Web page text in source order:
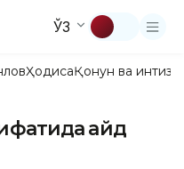
ЎЗ
ҲодисаҚонун ва
қайд